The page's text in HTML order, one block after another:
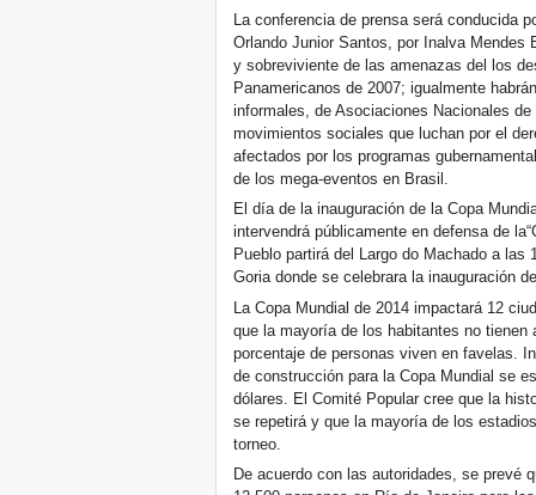
La conferencia de prensa será conducida
Orlando Junior Santos, por Inalva Mendes
y sobreviviente de las amenazas del los
Panamericanos de 2007; igualmente
informales, de Asociaciones Nacionales
movimientos sociales que luchan por el
afectados por los programas
de los mega-eventos en Brasil.
El día de la inauguración de la Copa
intervendrá públicamente en defensa de
Pueblo partirá del Largo do Machado a
Goria donde se celebrara la inauguración
La Copa Mundial de 2014 impactará 12
que la mayoría de los habitantes no
porcentaje de personas viven en favelas.
de construcción para la Copa Mundial se
dólares. El Comité Popular cree que la
se repetirá y que la mayoría de los
torneo.
De acuerdo con las autoridades, se prevé